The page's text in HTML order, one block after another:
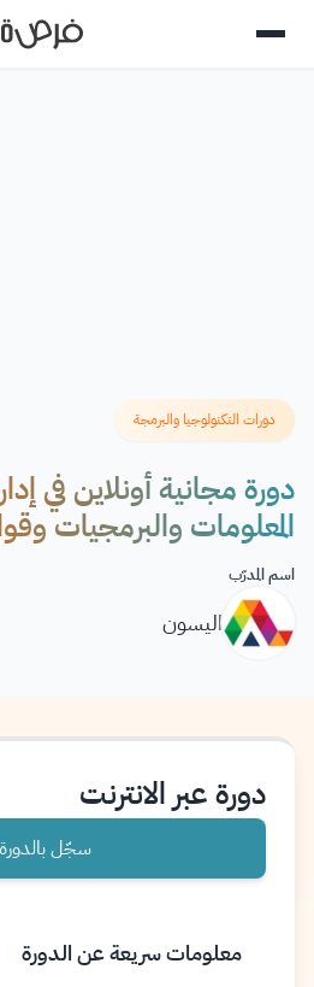
دورات التكنولوجيا والبرمجة
دورة مجانية أونلاين في
المعلومات والبرمجيات
اسم المدرّب
اليسون
دورة عبر الانترنت
سجّل بالدورة
معلومات سريعة عن الدورة